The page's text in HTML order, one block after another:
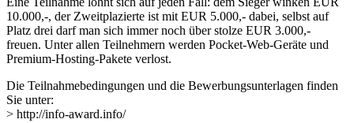
10.000,-, der Zweitplazierte ist mit EUR 5.000,- dabei, selbst auf
Platz drei darf man sich immer noch über stolze EUR 3.000,-
freuen. Unter allen Teilnehmern werden Pocket-Web-Geräte und
Premium-Hosting-Pakete verlost.
Die Teilnahmebedingungen und die Bewerbungsunterlagen finden
Sie unter:
> http://info-award.info/